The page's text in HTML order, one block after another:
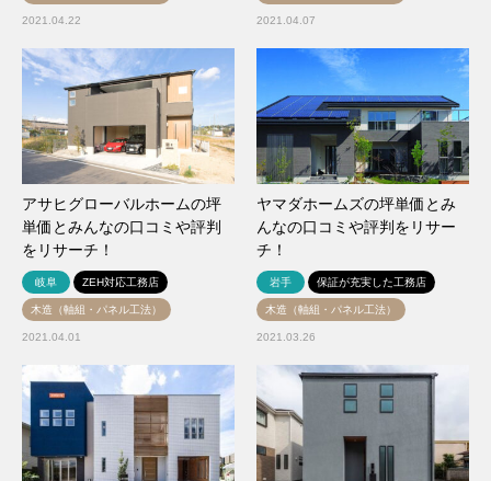
2021.04.22 2021.04.07
アサヒグローバルホームの坪
単価とみんなの口コミや評判
をリサーチ！
岐阜 ZEH対応工務店
木造（軸組・パネル工法）
2021.04.01
ヤマダホームズの坪単価とみ
んなの口コミや評判をリサー
チ！
岩手 保証が充実した工務店
木造（軸組・パネル工法）
2021.03.26